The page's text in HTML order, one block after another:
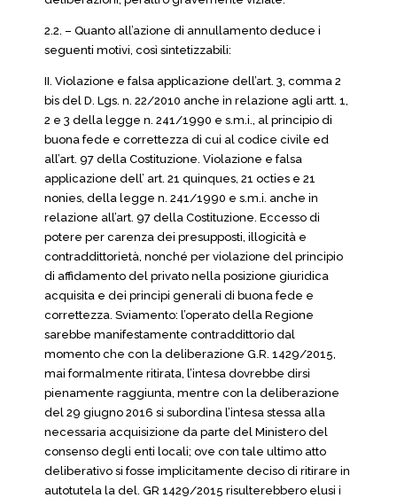
2.2. – Quanto all’azione di annullamento deduce i
seguenti motivi, così sintetizzabili:
II. Violazione e falsa applicazione dell’art. 3, comma 2
bis del D. Lgs. n. 22/2010 anche in relazione agli artt. 1,
2 e 3 della legge n. 241/1990 e s.m.i., al principio di
buona fede e correttezza di cui al codice civile ed
all’art. 97 della Costituzione. Violazione e falsa
applicazione dell’ art. 21 quinques, 21 octies e 21
nonies, della legge n. 241/1990 e s.m.i. anche in
relazione all’art. 97 della Costituzione. Eccesso di
potere per carenza dei presupposti, illogicità e
contraddittorietà, nonché per violazione del principio
di affidamento del privato nella posizione giuridica
acquisita e dei principi generali di buona fede e
correttezza. Sviamento: l’operato della Regione
sarebbe manifestamente contraddittorio dal
momento che con la deliberazione G.R. 1429/2015,
mai formalmente ritirata, l’intesa dovrebbe dirsi
pienamente raggiunta, mentre con la deliberazione
del 29 giugno 2016 si subordina l’intesa stessa alla
necessaria acquisizione da parte del Ministero del
consenso degli enti locali; ove con tale ultimo atto
deliberativo si fosse implicitamente deciso di ritirare in
autotutela la del. GR 1429/2015 risulterebbero elusi i